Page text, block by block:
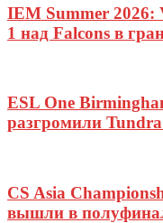
IEM Summer 2026:
1 над Falcons в
ESL One
разгромили
CS Asia
вышли в